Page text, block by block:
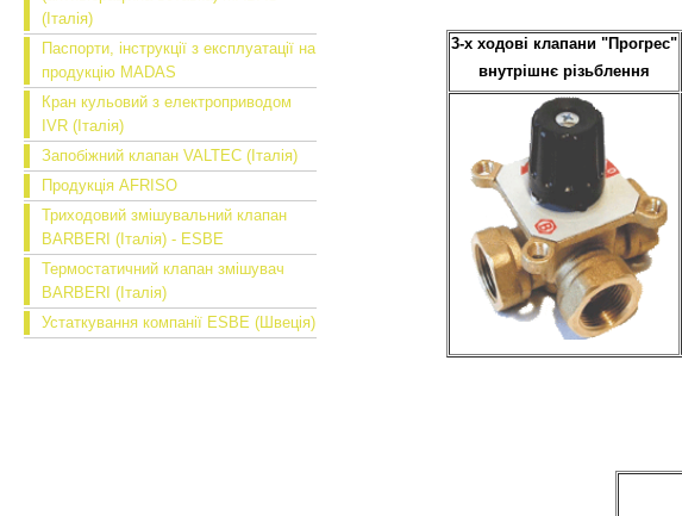
(Італія)
Паспорти, інструкції з експлуатації на
продукцію MADAS
Кран кульовий з електроприводом
IVR (Італія)
Запобіжний клапан VALTEC (Італія)
Продукція AFRISO
Триходовий змішувальний клапан
BARBERI (Італія) - ESBE
Термостатичний клапан змішувач
BARBERI (Італія)
Устаткування компанії ESBE (Швеція)
3-х ходові клапани "Прогрес"
внутрішнє різьблення